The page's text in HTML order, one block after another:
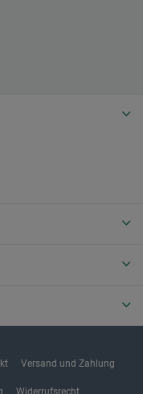
Versand und Zahlung
Widerrufsrecht